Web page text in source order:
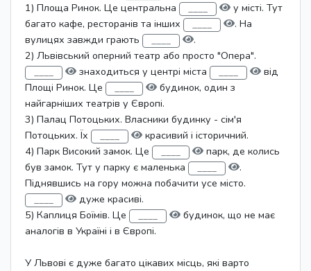
1) Площа Ринок. Це центральна
у місті. Тут
багато кафе, ресторанів та інших
. На
вулицях завжди грають
.
2) Львівський оперний театр або просто "Опера".
знаходиться у центрі міста
від
Площі Ринок. Це
будинок, один з
найгарніших театрів у Європі.
3) Палац Потоцьких. Власники будинку - сім'я
Потоцьких. Їх
красивий і історичний.
4) Парк Високий замок. Це
парк, де колись
був замок. Тут у парку є маленька
.
Піднявшись на гору можна побачити усе місто.
дуже красиві.
5) Каплиця Боїмів. Це
будинок, що не має
аналогів в Україні і в Європі.
У Львові є дуже багато цікавих місць, які варто